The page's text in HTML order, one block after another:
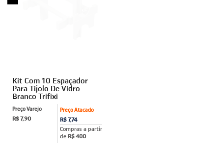
Kit Com 10 Espaçador
Para Tijolo De Vidro
Branco Trifixi
Preço Atacado
R$ 7,74
Compras a partir
de R$ 400
Preço Varejo
R$ 7,90